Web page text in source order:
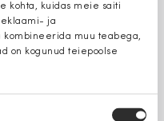
kohta, kuidas meie saiti
ja
muu teabega,
on kogunud teiepoolse